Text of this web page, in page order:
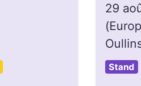
29
(
Stand